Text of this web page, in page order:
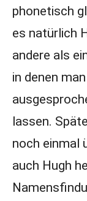
phonetisch
es natürlich
andere als
in denen
lassen.
noch einmal
auch Hugh